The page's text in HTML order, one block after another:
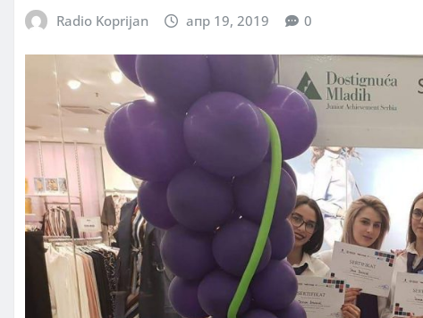
Radio Koprijan апр 19, 2019 0